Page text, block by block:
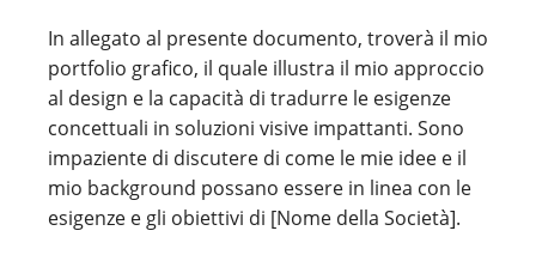
In allegato al presente documento, troverà il mio
portfolio grafico, il quale illustra il mio approccio
al design e la capacità di tradurre le esigenze
concettuali in soluzioni visive impattanti. Sono
impaziente di discutere di come le mie idee e il
mio background possano essere in linea con le
esigenze e gli obiettivi di [Nome della Società].